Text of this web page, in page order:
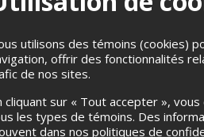
de folie!
Da-Lulu with Lulu Shade?
un show thématique "Pokémon"!
utilisons des témoins (cookies)
offrir des fonctionnalités
de nos sites.
cliquant sur « Tout accepter »,
les types de témoins. Des
dans nos politiques de